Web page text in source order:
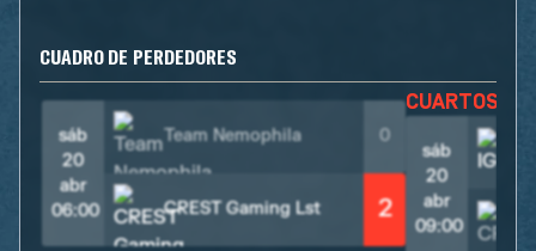
CUADRO DE PERDEDORES
sáb
20
abr
06:00
Team Nemophila 0
CREST Gaming Lst 2
CUARTOS
sáb
20
abr
09:00